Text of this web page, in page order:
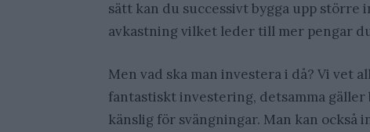
sätt kan du successivt bygga upp
avkastning vilket leder till mer pengar
Men vad ska man investera i då? Vi vet
fantastiskt investering, detsamma
känslig för svängningar. Man kan också